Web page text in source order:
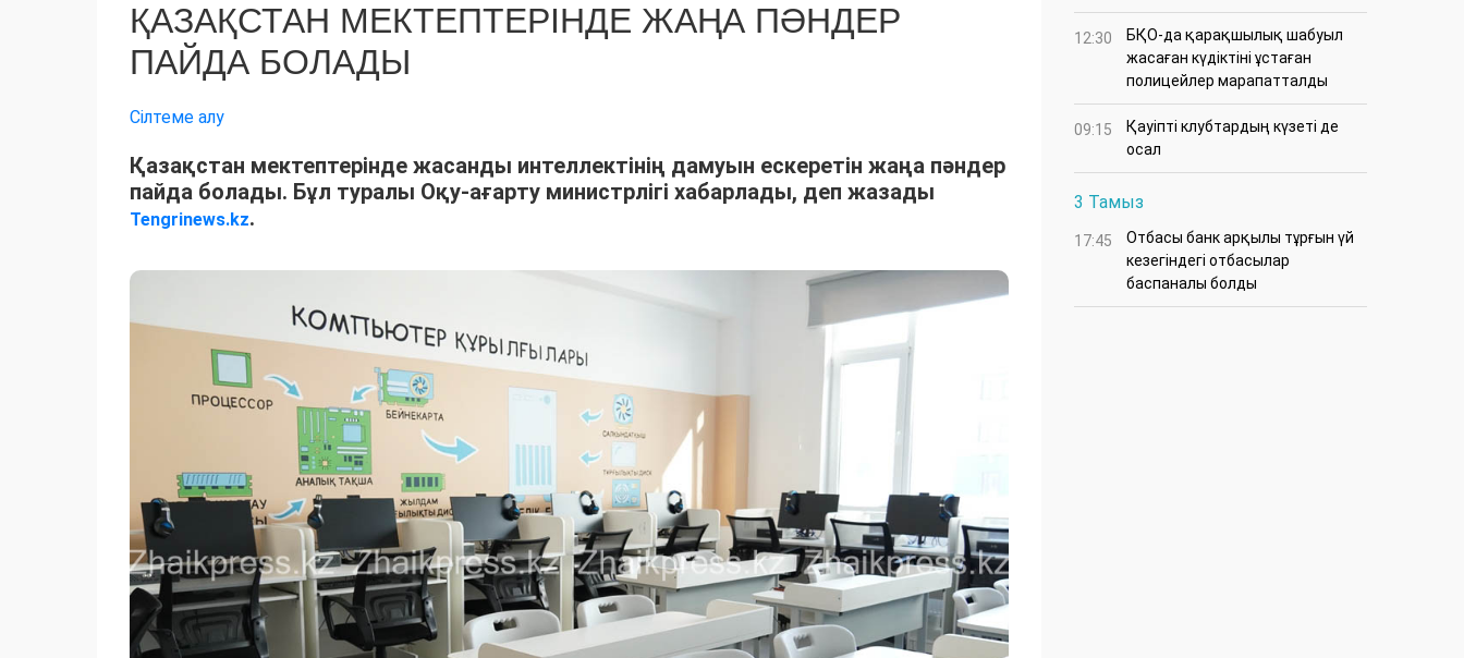
ҚАЗАҚСТАН МЕКТЕПТЕРІНДЕ ЖАҢА ПӘНДЕР
ПАЙДА БОЛАДЫ
Сілтеме алу
Қазақстан мектептерінде жасанды интеллектінің дамуын ескеретін жаңа пәндер
пайда болады. Бұл туралы Оқу-ағарту министрлігі хабарлады, деп жазады
Tengrinews.kz.
12:30
БҚО-да қарақшылық шабуыл
жасаған күдіктіні ұстаған
полицейлер марапатталды
09:15
Қауіпті клубтардың күзеті де
осал
3 Тамыз
17:45
Отбасы банк арқылы тұрғын үй
кезегіндегі отбасылар
баспаналы болды